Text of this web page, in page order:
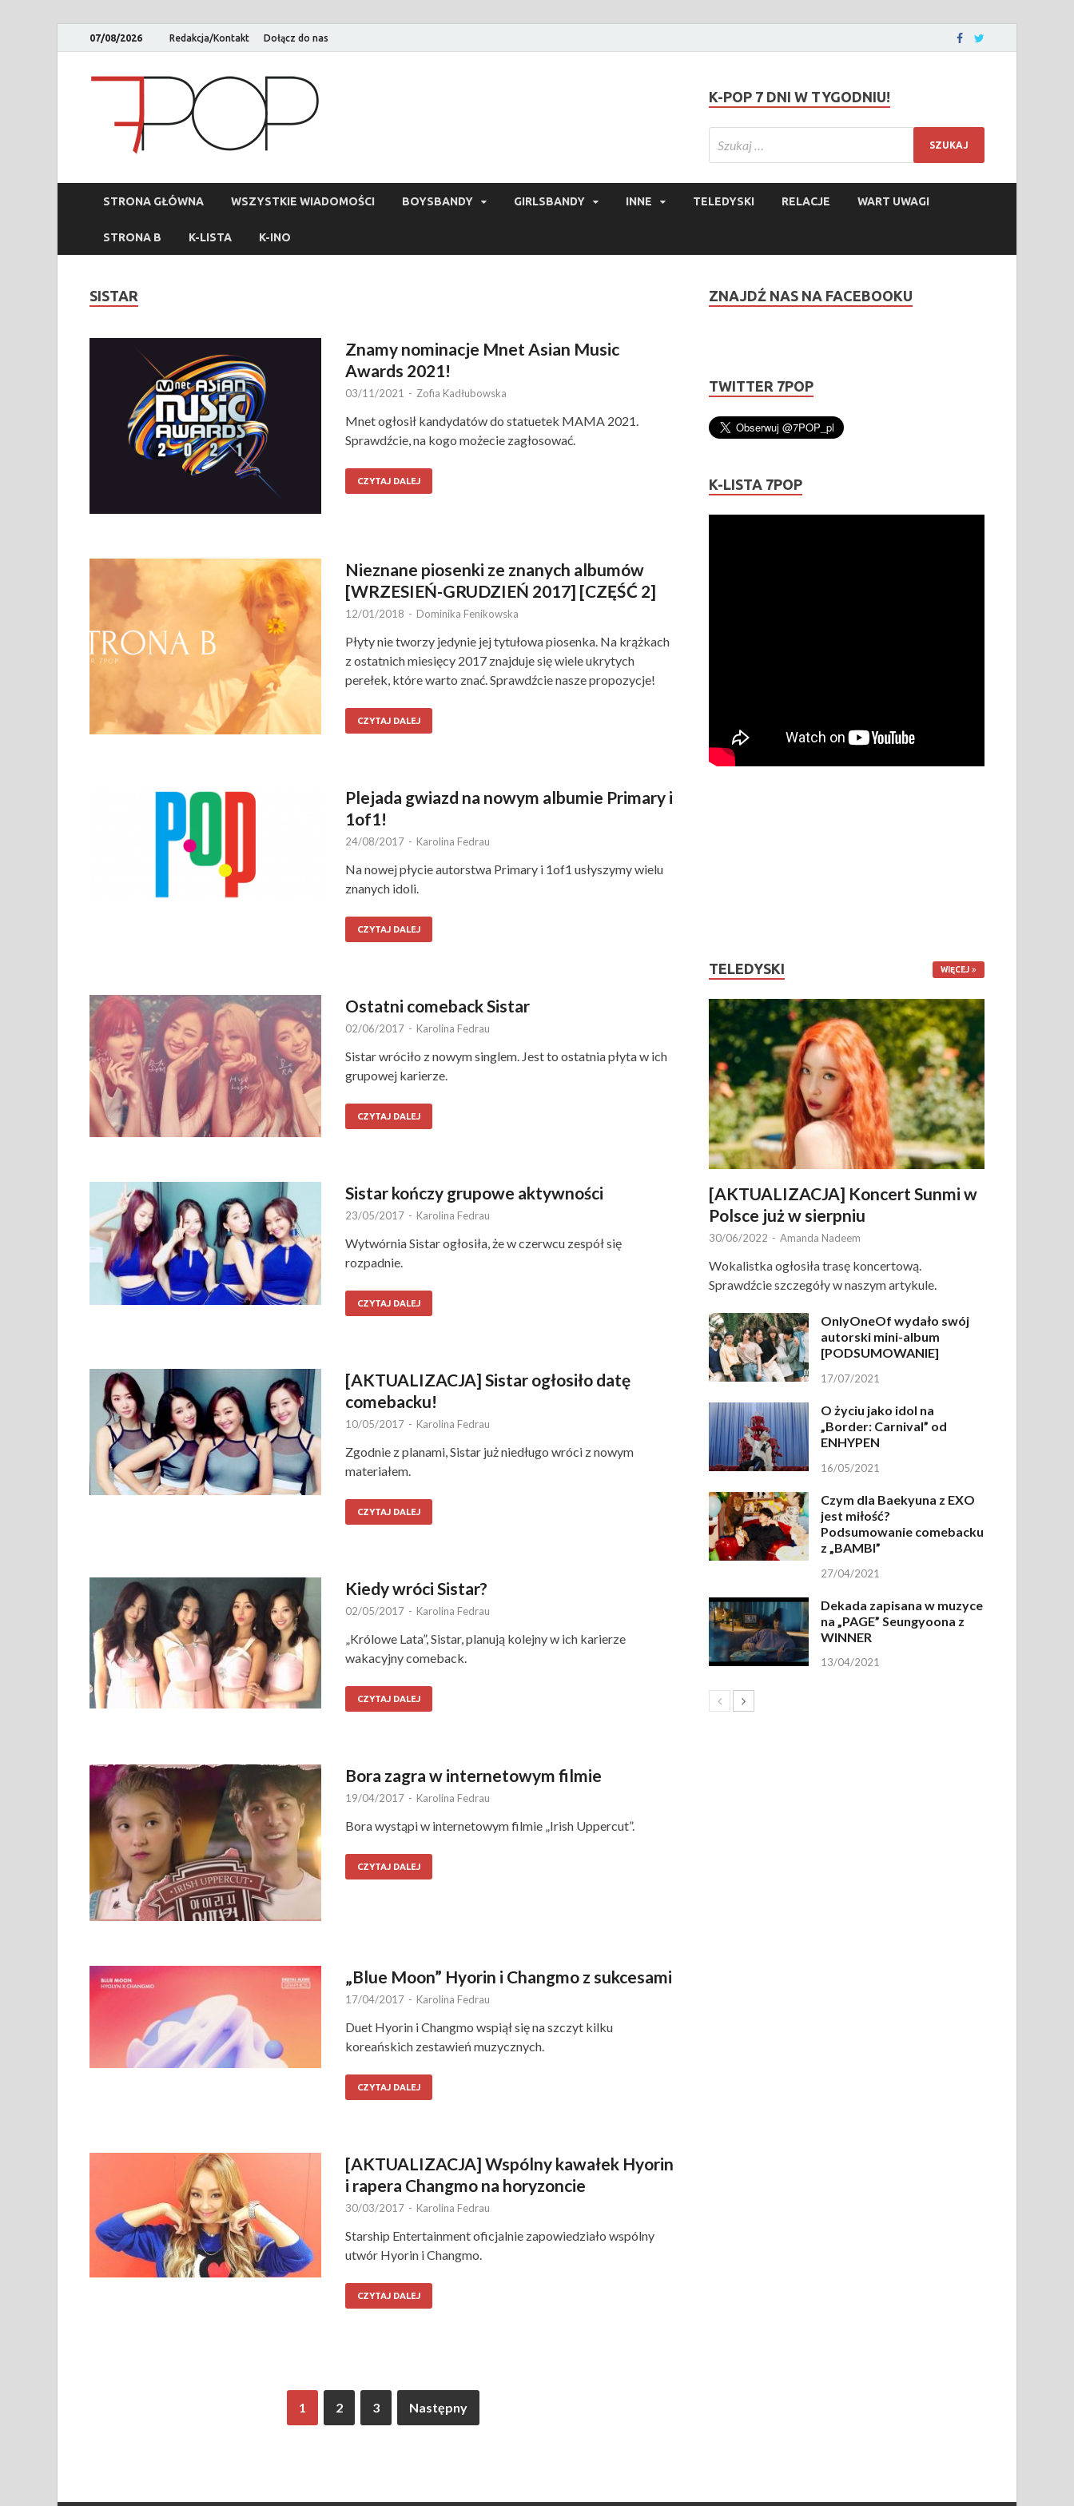
07/08/2026 Redakcja/Kontakt Dołącz do nas
K-POP 7 DNI W TYGODNIU!
STRONA GŁÓWNA WSZYSTKIE WIADOMOŚCI BOYSBANDY GIRLSBANDY INNE TELEDYSKI RELACJE WART UWAGI
STRONA B K-LISTA K-INO
SISTAR
Znamy nominacje Mnet Asian Music
Awards 2021!
03/11/2021 - Zofia Kadłubowska
Mnet ogłosił kandydatów do statuetek MAMA 2021.
Sprawdźcie, na kogo możecie zagłosować.
CZYTAJ DALEJ
Nieznane piosenki ze znanych albumów
[WRZESIEŃ-GRUDZIEŃ 2017] [CZĘŚĆ 2]
12/01/2018 - Dominika Fenikowska
Płyty nie tworzy jedynie jej tytułowa piosenka. Na krążkach
z ostatnich miesięcy 2017 znajduje się wiele ukrytych
perełek, które warto znać. Sprawdźcie nasze propozycje!
CZYTAJ DALEJ
Plejada gwiazd na nowym albumie Primary i
1of1!
24/08/2017 - Karolina Fedrau
Na nowej płycie autorstwa Primary i 1of1 usłyszymy wielu
znanych idoli.
CZYTAJ DALEJ
Ostatni comeback Sistar
02/06/2017 - Karolina Fedrau
Sistar wróciło z nowym singlem. Jest to ostatnia płyta w ich
grupowej karierze.
CZYTAJ DALEJ
Sistar kończy grupowe aktywności
23/05/2017 - Karolina Fedrau
Wytwórnia Sistar ogłosiła, że w czerwcu zespół się
rozpadnie.
CZYTAJ DALEJ
[AKTUALIZACJA] Sistar ogłosiło datę
comebacku!
10/05/2017 - Karolina Fedrau
Zgodnie z planami, Sistar już niedługo wróci z nowym
materiałem.
CZYTAJ DALEJ
Kiedy wróci Sistar?
02/05/2017 - Karolina Fedrau
„Królowe Lata”, Sistar, planują kolejny w ich karierze
wakacyjny comeback.
CZYTAJ DALEJ
Bora zagra w internetowym filmie
19/04/2017 - Karolina Fedrau
Bora wystąpi w internetowym filmie „Irish Uppercut”.
CZYTAJ DALEJ
„Blue Moon” Hyorin i Changmo z sukcesami
17/04/2017 - Karolina Fedrau
Duet Hyorin i Changmo wspiął się na szczyt kilku
koreańskich zestawień muzycznych.
CZYTAJ DALEJ
[AKTUALIZACJA] Wspólny kawałek Hyorin
i rapera Changmo na horyzoncie
30/03/2017 - Karolina Fedrau
Starship Entertainment oficjalnie zapowiedziało wspólny
utwór Hyorin i Changmo.
CZYTAJ DALEJ
1 2 3 Następny
ZNAJDŹ NAS NA FACEBOOKU
TWITTER 7POP
K-LISTA 7POP
TELEDYSKI WIĘCEJ
[AKTUALIZACJA] Koncert Sunmi w
Polsce już w sierpniu
30/06/2022 - Amanda Nadeem
Wokalistka ogłosiła trasę koncertową.
Sprawdźcie szczegóły w naszym artykule.
OnlyOneOf wydało swój
autorski mini-album
[PODSUMOWANIE]
17/07/2021
O życiu jako idol na
„Border: Carnival” od
ENHYPEN
16/05/2021
Czym dla Baekyuna z EXO
jest miłość?
Podsumowanie comebacku
z „BAMBI”
27/04/2021
Dekada zapisana w muzyce
na „PAGE” Seungyoona z
WINNER
13/04/2021